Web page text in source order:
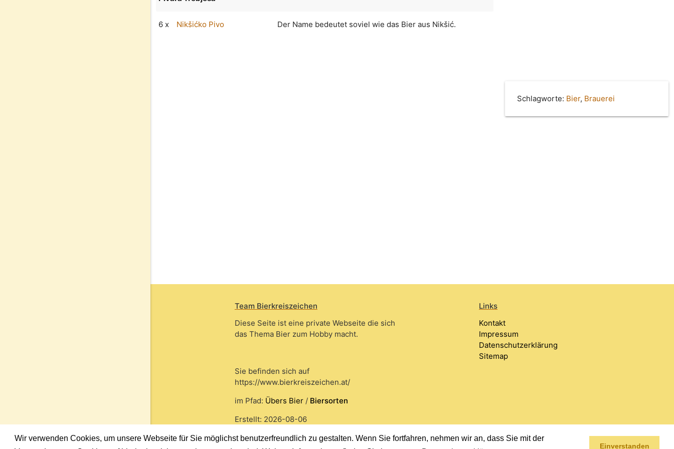
Wir verwenden Cookies, um unsere Webseite für Sie möglichst benutzerfreundlich zu gestalten. Wenn Sie fortfahren, nehmen wir an, dass Sie mit der
Einverstanden
6 x Nikšićko Pivo Der Name bedeutet soviel wie das Bier aus Nikšić.
Schlagworte: Bier, Brauerei
Team Bierkreiszeichen
Diese Seite ist eine private Webseite die sich
das Thema Bier zum Hobby macht.
Sie befinden sich auf
https://www.bierkreiszeichen.at/
im Pfad: Übers Bier/ Biersorten
Erstellt: 2026-08-06
Links
Kontakt
Impressum
Datenschutzerklärung
Sitemap